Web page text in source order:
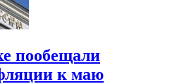
пообещали
к маю